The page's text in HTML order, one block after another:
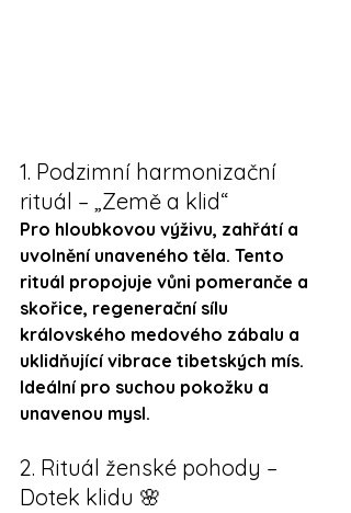
1. Podzimní harmonizační
rituál – „Země a klid“
Pro hloubkovou výživu, zahřátí a
uvolnění unaveného těla. Tento
rituál propojuje vůni pomeranče a
skořice, regenerační sílu
královského medového zábalu a
uklidňující vibrace tibetských mís.
Ideální pro suchou pokožku a
unavenou mysl.
2. Rituál ženské pohody –
Dotek klidu 🌸